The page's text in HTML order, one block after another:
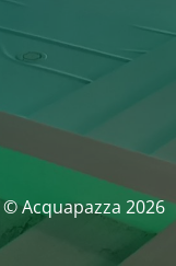
© Acquapazza 2026